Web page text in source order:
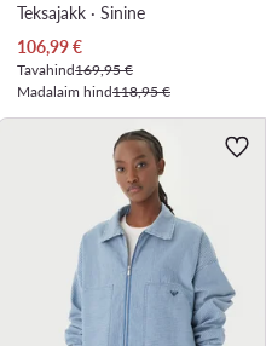
Teksajakk · Sinine
Praegune hind
106,99€
Tavahind169,95 €
Madalaim hind118,95 €